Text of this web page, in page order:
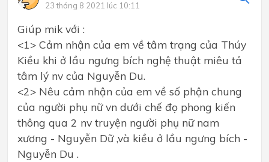
23 tháng 8 2021 lúc 10:11
Giúp mik với :
<1> Cảm nhận của em về tâm trạng của Thúy
Kiều khi ở lầu ngưng bích nghệ thuật miêu tả
tâm lý nv của Nguyễn Du.
<2> Nêu cảm nhận của em về số phận chung
của người phụ nữ vn dưới chế đọ phong kiến
thông qua 2 nv truyện người phụ nữ nam
xương - Nguyễn Dữ ,và kiều ở lầu ngưng bích -
Nguyễn Du .